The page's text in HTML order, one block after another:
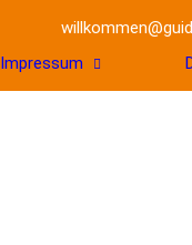
Impressum